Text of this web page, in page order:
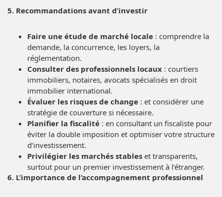
5. Recommandations avant d’investir
Faire une étude de marché locale : comprendre la
demande, la concurrence, les loyers, la
réglementation.
Consulter des professionnels locaux : courtiers
immobiliers, notaires, avocats spécialisés en droit
immobilier international.
Évaluer les risques de change : et considérer une
stratégie de couverture si nécessaire.
Planifier la fiscalité : en consultant un fiscaliste pour
éviter la double imposition et optimiser votre structure
d’investissement.
Privilégier les marchés stables et transparents,
surtout pour un premier investissement à l’étranger.
6. L’importance de l’accompagnement professionnel